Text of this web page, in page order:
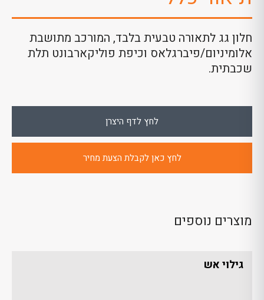
חלון גג לתאורה טבעית בלבד, המורכב מתושבת
אלומיניום/פיברגלאס וכיפת פוליקארבונט תלת
שכבתית.
לחץ לדף היצרן
לחץ כאן לקבלת הצעת מחיר
מוצרים נוספים
גילוי אש